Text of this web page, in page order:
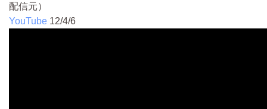
配信元）
YouTube 12/4/6